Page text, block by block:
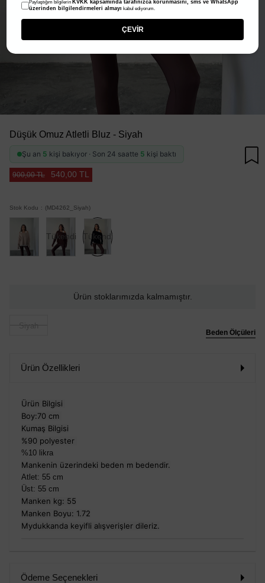
Düşük Omuz Atletli Bluz - Siyah
Şu an 5 kişi bakıyor · Son 24 saatte 5 kişi baktı
900,00 TL 540,00 TL
Stok Kodu (MD4262_Siyah)
Tükendi Tükendi
Ürün stoklarımızda kalmamıştır.
Beden Ölçüleri
Ürün Özellikleri
Ürün Bilgisi
Boy:70 cm
Kumaş Bilgisi
%90 polyester
%10 likra
Mankenin üzerindeki beden m bedendir.
Atlet: 55 cm
Üst: 55 cm
Manken kg: 55
Manken Boyu: 1.72
Mydukkanda keyifli alışverişler dileriz.
Ödeme Seçenekleri
Paylaştığım bilgilerin KVKK kapsamında tarafınızca korunmasını, sms ve WhatsApp
üzerinden bilgilendirmeleri almayı kabul ediyorum.
ÇEVİR